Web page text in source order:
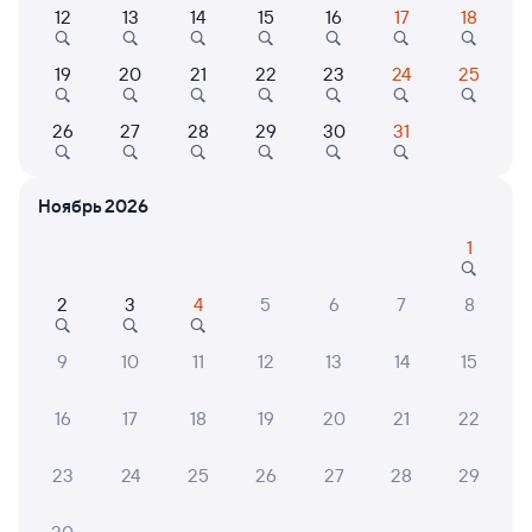
Самый быстрый
Южно-Сахалинск
20:05 08:45
12 ч 40 м в пути
Дни следования
15 ⁠571 ⁠₽
505Г
21:51 10:43
12 13 14 15 16 17 18
19 20 21 22 23 24 25
26 27 28 29 30 31
Ноябрь 2026
1
2 3 4 5 6 7 8
9 10 11 12 13 14 15
16 17 18 19 20 21 22
23 24 25 26 27 28 29